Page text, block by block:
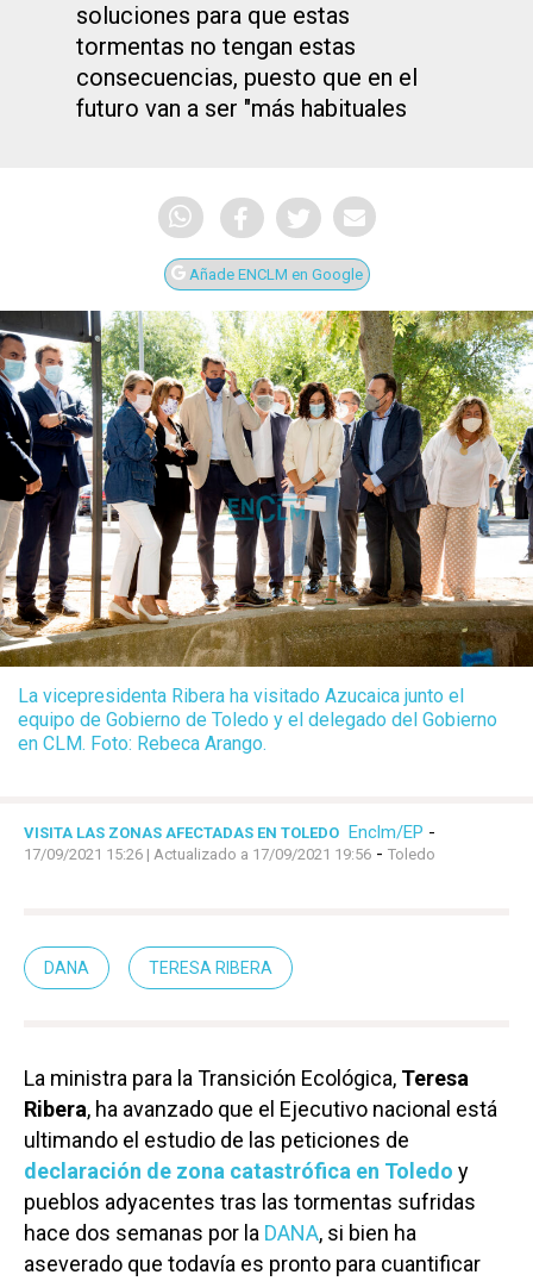
soluciones para que estas
tormentas no tengan estas
consecuencias, puesto que en el
futuro van a ser "más habituales
Añade ENCLM en Google
La vicepresidenta Ribera ha visitado Azucaica junto el
equipo de Gobierno de Toledo y el delegado del Gobierno
en CLM. Foto: Rebeca Arango.
VISITA LAS ZONAS AFECTADAS EN TOLEDO Enclm/EP -
17/09/2021 15:26 | Actualizado a 17/09/2021 19:56 - Toledo
DANA TERESA RIBERA
La ministra para la Transición Ecológica, Teresa
Ribera, ha avanzado que el Ejecutivo nacional está
ultimando el estudio de las peticiones de
declaración de zona catastrófica en Toledo y
pueblos adyacentes tras las tormentas sufridas
hace dos semanas por la DANA, si bien ha
aseverado que todavía es pronto para cuantificar